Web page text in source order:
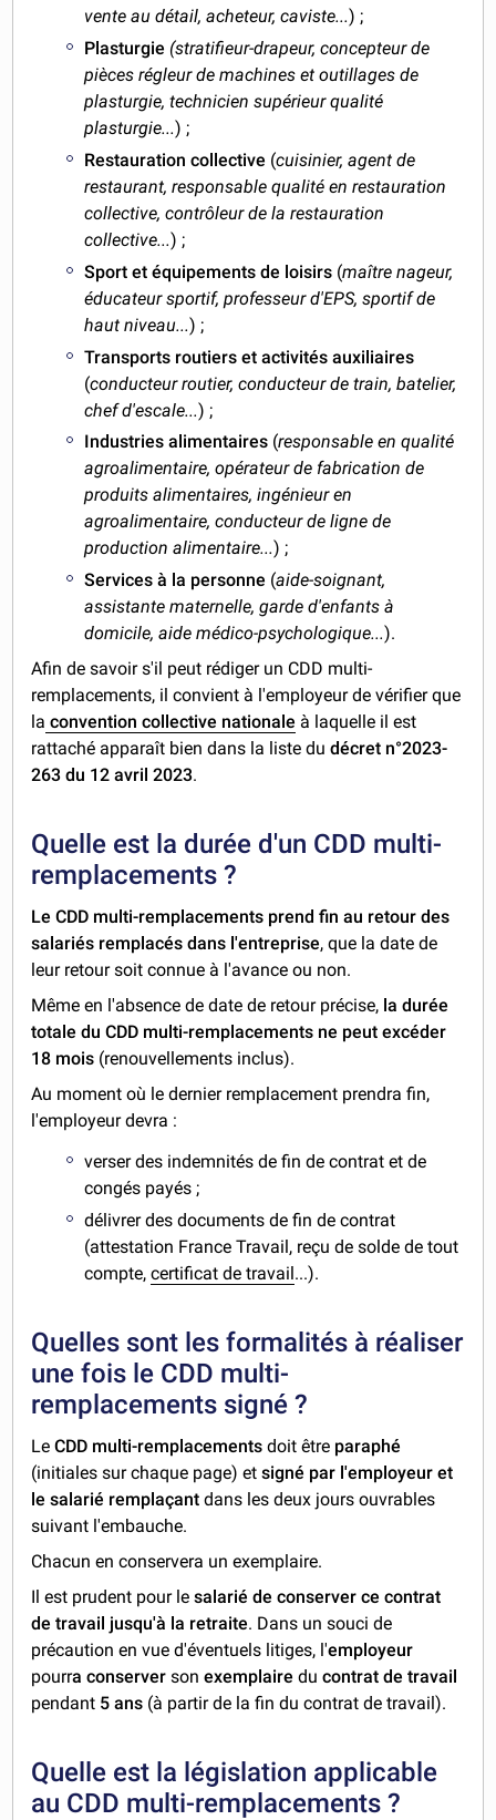
vente au détail, acheteur, caviste...) ;
Plasturgie (stratifieur-drapeur, concepteur de
pièces régleur de machines et outillages de
plasturgie, technicien supérieur qualité
plasturgie...) ;
Restauration collective (cuisinier, agent de
restaurant, responsable qualité en restauration
collective, contrôleur de la restauration
collective...) ;
Sport et équipements de loisirs (maître nageur,
éducateur sportif, professeur d'EPS, sportif de
haut niveau...) ;
Transports routiers et activités auxiliaires
(conducteur routier, conducteur de train, batelier,
chef d'escale...) ;
Industries alimentaires (responsable en qualité
agroalimentaire, opérateur de fabrication de
produits alimentaires, ingénieur en
agroalimentaire, conducteur de ligne de
production alimentaire...) ;
Services à la personne (aide-soignant,
assistante maternelle, garde d'enfants à
domicile, aide médico-psychologique...).
Afin de savoir s'il peut rédiger un CDD multi-
remplacements, il convient à l'employeur de vérifier que
la convention collective nationale à laquelle il est
rattaché apparaît bien dans la liste dudécret n°2023-
263 du 12 avril 2023.
Quelle est la durée d'un CDD multi-
remplacements ?
Le CDD multi-remplacements prend fin au retour des
salariés remplacés dans l'entreprise, que la date de
leur retour soit connue à l'avance ou non.
Même en l'absence de date de retour précise, la durée
totale du CDD multi-remplacements ne peut excéder
18 mois (renouvellements inclus).
Au moment où le dernier remplacement prendra fin,
l'employeur devra :
verser des indemnités de fin de contrat et de
congés payés ;
délivrer des documents de fin de contrat
(attestation France Travail, reçu de solde de tout
compte,certificat de travail...).
Quelles sont les formalités à réaliser
une fois le CDD multi-
remplacements signé ?
Le CDD multi-remplacementsdoit être paraphé
(initiales sur chaque page) etsigné par l'employeur et
le salarié remplaçant dans les deux jours ouvrables
suivant l'embauche.
Chacun en conservera un exemplaire.
Il est prudent pour le salarié de conserver ce contrat
de travail jusqu'à la retraite. Dans un souci de
précaution en vue d'éventuels litiges, l'employeur
pourra conserver sonexemplaire du contrat de travail
pendant 5 ans (à partir de la fin du contrat de travail).
Quelle est la législation applicable
au CDD multi-remplacements ?